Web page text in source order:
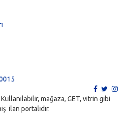
mağaza, GET, vitrin gibi
ilan portalıdır.